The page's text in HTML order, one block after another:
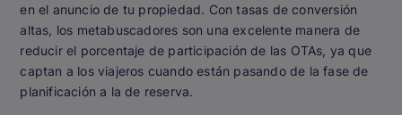
en el anuncio de tu propiedad. Con tasas de conversión
altas, los metabuscadores son una excelente manera de
reducir el porcentaje de participación de las OTAs, ya que
captan a los viajeros cuando están pasando de la fase de
planificación a la de reserva.